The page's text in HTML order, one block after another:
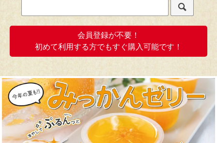
会員登録が不要！
初めて利用する方でもすぐ購入可能です！